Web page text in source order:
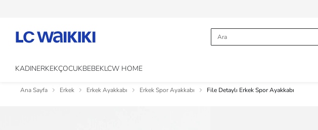
KADINERKEKÇOCUKBEBEKLCW HOME
Ana Sayfa Erkek Erkek Ayakkabı Erkek Spor Ayakkabı File Detaylı Erkek Spor Ayakkabı